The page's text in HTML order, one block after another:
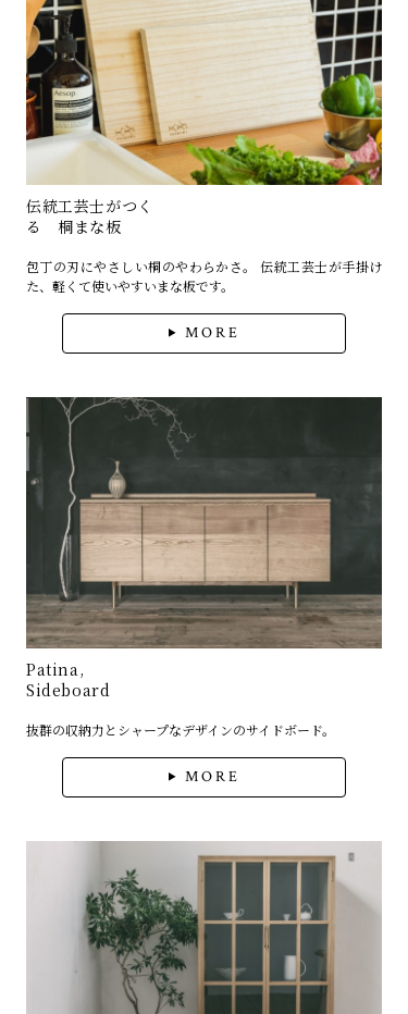
伝統工芸士がつく
る 桐まな板
包丁の刃にやさしい桐のやわらかさ。 伝統工芸士が手掛け
た、軽くて使いやすいまな板です。
MORE
Patina,
Sideboard
抜群の収納力とシャープなデザインのサイドボード。
MORE